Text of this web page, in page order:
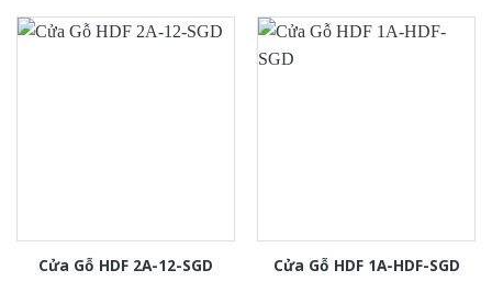
Cửa Gỗ HDF 2A-12-SGD Cửa Gỗ HDF 1A-HDF-SGD